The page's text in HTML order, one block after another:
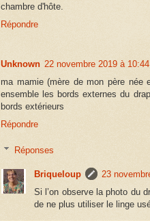
chambre d'hôte.
Répondre
Unknown 22 novembre 2019 à 10:44
ma mamie (mère de mon père née
ensemble les bords externes du
bords extérieurs
Répondre
Réponses
Briqueloup
23
Si l’on observe la photo du
de ne plus utiliser le linge